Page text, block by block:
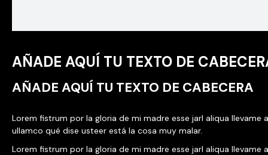
AÑADE AQUÍ TU TEXTO DE
AÑADE AQUÍ TU TEXTO DE CABECERA
Lorem fistrum por la gloria de mi madre esse jarl aliqua llevame
ullamco qué dise usteer está la cosa muy malar.
Lorem fistrum por la gloria de mi madre esse jarl aliqua llevame